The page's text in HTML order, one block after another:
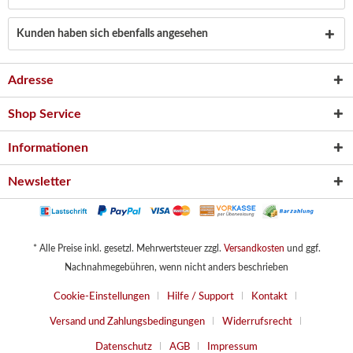
Kunden haben sich ebenfalls angesehen
Adresse
Shop Service
Informationen
Newsletter
* Alle Preise inkl. gesetzl. Mehrwertsteuer zzgl. Versandkosten und ggf.
Nachnahmegebühren, wenn nicht anders beschrieben
Cookie-Einstellungen Hilfe / Support Kontakt
Versand und Zahlungsbedingungen Widerrufsrecht
Datenschutz AGB Impressum